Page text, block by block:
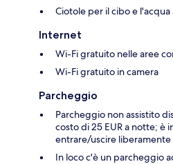
Ciotole per il cibo e l'acqua
Internet
Wi-Fi gratuito nelle aree
Wi-Fi gratuito in camera
Parcheggio
Parcheggio non assistito
costo di 25 EUR a notte; è
entrare/uscire liberamente
In loco c'è un parcheggio